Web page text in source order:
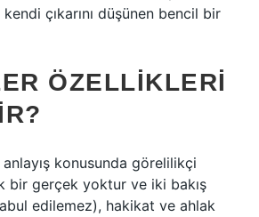
çıkarını düşünen bencil bir
ÖZELLIKLERI
konusunda görelilikçi
bir gerçek yoktur ve iki bakış
edilemez), hakikat ve ahlak